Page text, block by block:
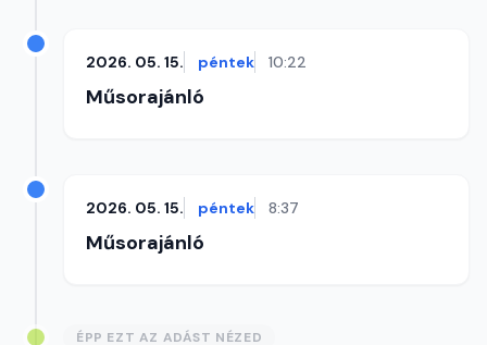
2026. 05. 15. péntek 10:22
Műsorajánló
2026. 05. 15. péntek 8:37
Műsorajánló
ÉPP EZT AZ ADÁST NÉZED